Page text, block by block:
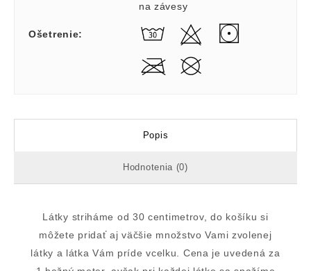
na závesy
Ošetrenie:
Popis
Hodnotenia (0)
Látky striháme od 30 centimetrov, do košíku si
môžete pridať aj väčšie množstvo Vami zvolenej
látky a látka Vám príde vcelku. Cena je uvedená za